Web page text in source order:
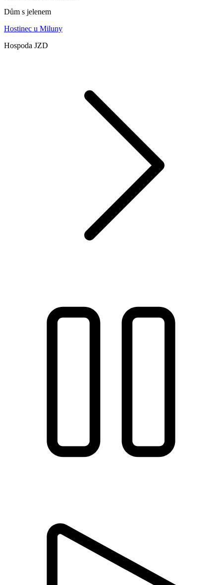
Dům s jelenem
Hostinec u Miluny
Hospoda JZD